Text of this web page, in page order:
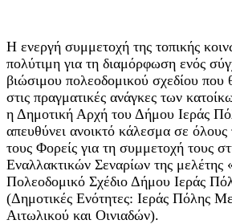
Η ενεργή συμμετοχή της τοπικής
πολύτιμη για τη διαμόρφωση ενός
βιώσιμου πολεοδομικού σχεδίου που
στις πραγματικές ανάγκες των
η Δημοτική Αρχή του Δήμου Ιεράς
απευθύνει ανοικτό κάλεσμα σε όλους
τους Φορείς για τη συμμετοχή τους
Εναλλακτικών Σεναρίων της μελέτης
Πολεοδομικό Σχέδιο Δήμου Ιεράς
(Δημοτικές Ενότητες: Ιεράς Πόλης
Αιτωλικού και Οινιαδών).